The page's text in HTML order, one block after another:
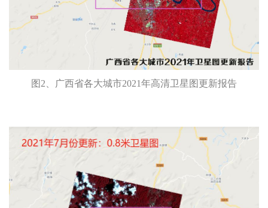
图2、广西省各大城市2021年高清卫星图更新报告